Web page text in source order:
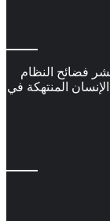
فضائح النظام
المنتهكة في